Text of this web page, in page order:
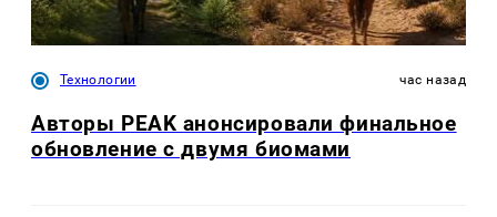
Технологии час назад
Авторы PEAK анонсировали финальное
обновление с двумя биомами